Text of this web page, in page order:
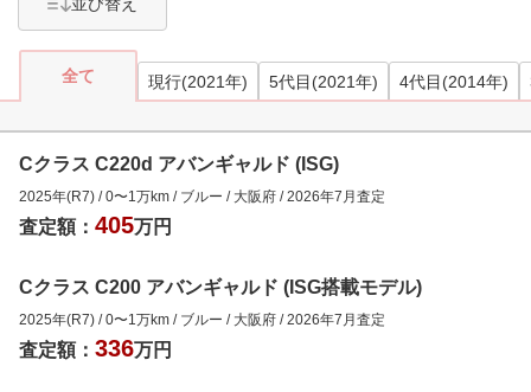
全て 現行(2021年) 5代目(2021年) 4代目(2014年)
Cクラス C220d アバンギャルド (ISG)
2025年(R7) /0〜1 万km / ブルー / 大阪府 /2026年7月査定
査定額： 405万円
Cクラス C200 アバンギャルド (ISG搭載モデル)
2025年(R7) /0〜1 万km / ブルー / 大阪府 /2026年7月査定
査定額： 336万円